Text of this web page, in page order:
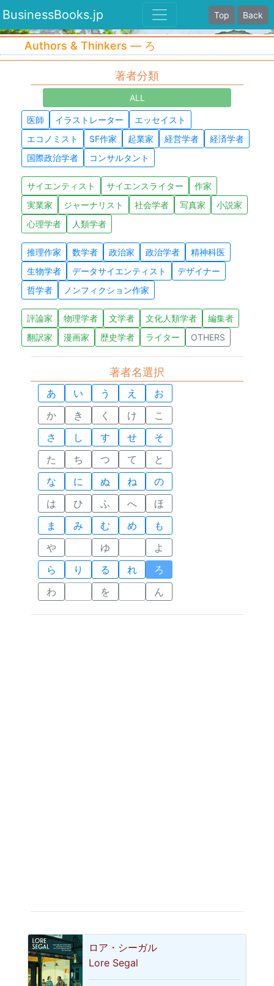
BusinessBooks.jp Top Back
Authors & Thinkers — ろ
著者分類
ALL
医師 イラストレーター
エッセイスト
エコノミスト
SF作家 起業家 経営学者
経済学者
国際政治学者
コンサルタント
サイエンティスト サイエンスライター
作家
実業家
ジャーナリスト 社会学者 写真家
小説家
心理学者
人類学者
推理作家 数学者 政治家 政治学者
精神科医
生物学者
データサイエンティスト
デザイナー
哲学者
ノンフィクション作家
評論家 物理学者 文学者 文化人類学者
編集者
翻訳家
漫画家 歴史学者 ライター OTHERS
著者名選択
あ い う え
お
か
き く け
こ
さ
し す せ
そ
た
ち つ て
と
な
に ぬ ね
の
は
ひ ふ へ
ほ
ま
み む め
も
や
ゆ
よ
ら
り る れ
ろ
わ
を ん
ロア・シーガル
Lore Segal